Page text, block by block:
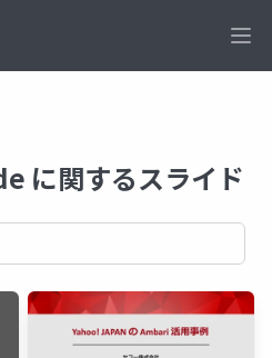
に関するスライド